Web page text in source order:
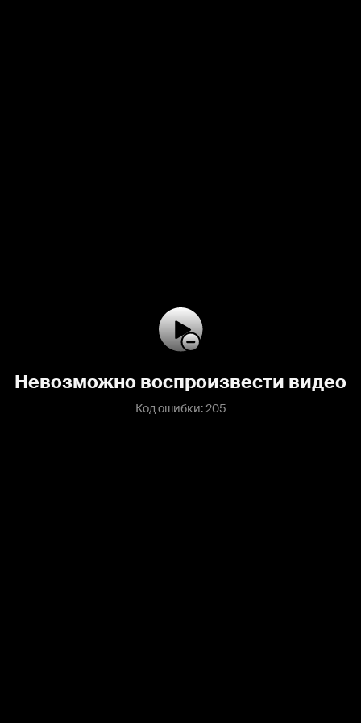
Невозможно воспроизвести видео
Код ошибки: 205